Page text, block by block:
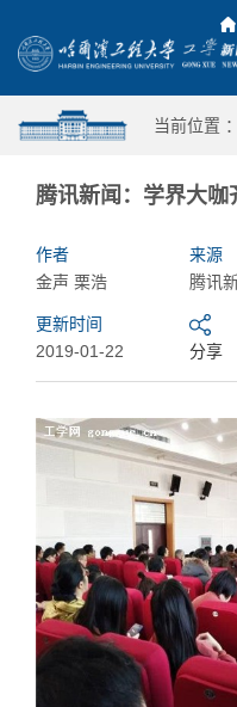
当前位置 ：
腾讯新闻：学界大咖
作者
金声 栗浩
来源
腾讯
更新时间
2019-01-22
分享